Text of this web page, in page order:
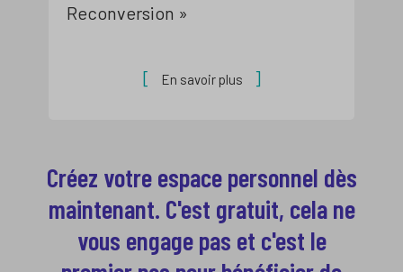
Reconversion »
En savoir plus
Créez votre espace personnel dès
maintenant. C'est gratuit, cela ne
vous engage pas et c'est le